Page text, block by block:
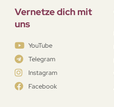
Vernetze dich mit
uns
YouTube
Telegram
Instagram
Facebook